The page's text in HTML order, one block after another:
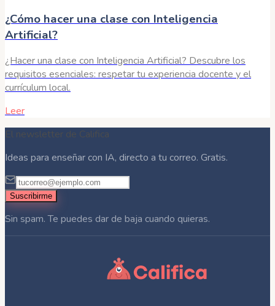
¿Cómo hacer una clase con Inteligencia
Artificial?
¿Hacer una clase con Inteligencia Artificial? Descubre los
requisitos esenciales: respetar tu experiencia docente y el
currículum local.
Leer
El newsletter de Califica
Ideas para enseñar con IA, directo a tu correo. Gratis.
Suscribirme
Sin spam. Te puedes dar de baja cuando quieras.